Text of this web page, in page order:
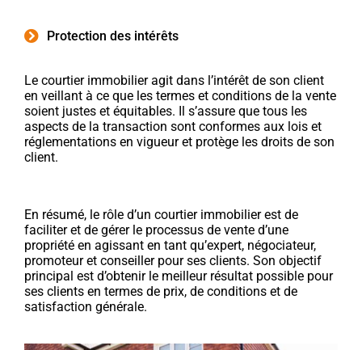
Protection des intérêts
Le courtier immobilier agit dans l’intérêt de son client
en veillant à ce que les termes et conditions de la vente
soient justes et équitables. Il s’assure que tous les
aspects de la transaction sont conformes aux lois et
réglementations en vigueur et protège les droits de son
client.
En résumé, le rôle d’un courtier immobilier est de
faciliter et de gérer le processus de vente d’une
propriété en agissant en tant qu’expert, négociateur,
promoteur et conseiller pour ses clients. Son objectif
principal est d’obtenir le meilleur résultat possible pour
ses clients en termes de prix, de conditions et de
satisfaction générale.